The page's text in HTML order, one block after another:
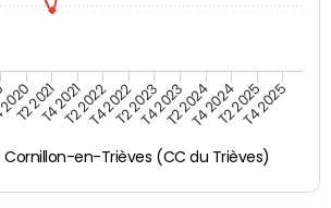
Cornillon-en-Trièves (CC du Trièves)
T2 2021T4 2021T2 2022T4 2022T2 2023T4 2023T2 2024T4 2024T2 2025T4 2025